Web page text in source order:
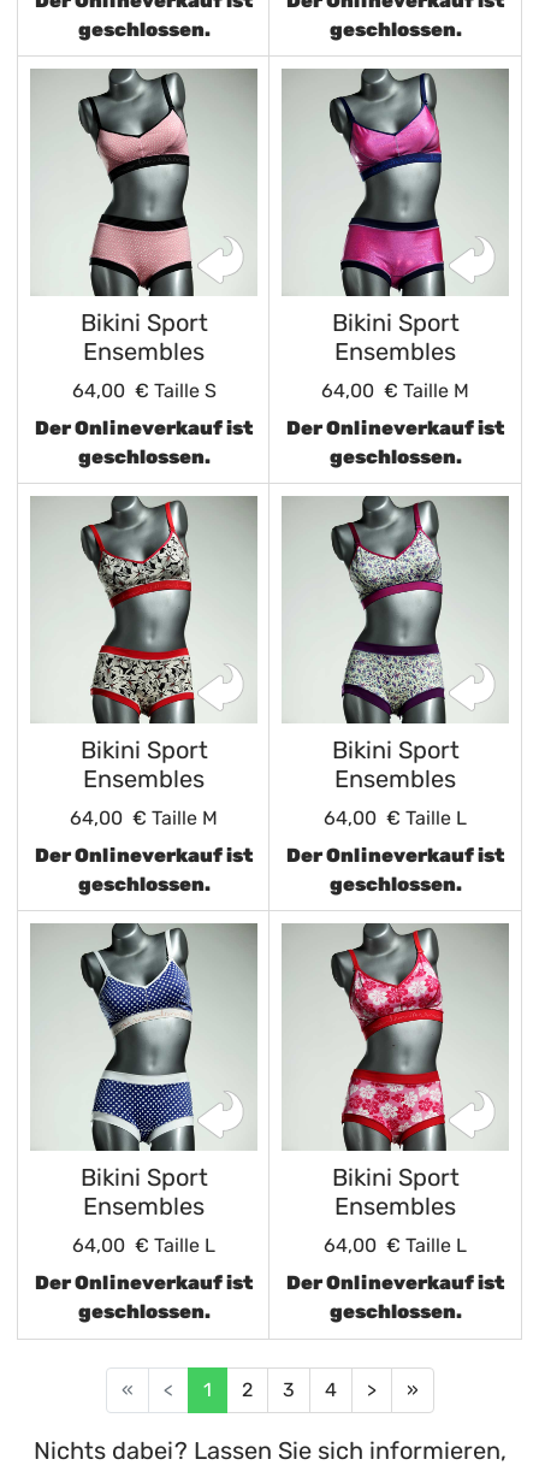
geschlossen.
geschlossen.
Bikini Sport
Ensembles
64,00 € Taille S
Der Onlineverkauf ist
geschlossen.
Bikini Sport
Ensembles
64,00 € Taille M
Der Onlineverkauf ist
geschlossen.
Bikini Sport
Ensembles
64,00 € Taille M
Der Onlineverkauf ist
geschlossen.
Bikini Sport
Ensembles
64,00 € Taille L
Der Onlineverkauf ist
geschlossen.
Bikini Sport
Ensembles
64,00 € Taille L
Der Onlineverkauf ist
geschlossen.
Bikini Sport
Ensembles
64,00 € Taille L
Der Onlineverkauf ist
geschlossen.
« < 1 2 3 4 > »
Nichts dabei? Lassen Sie sich informieren,